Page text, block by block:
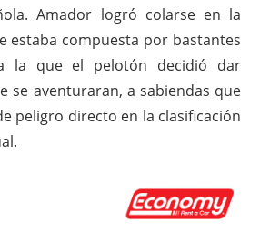
Amador logró colarse en la
estaba compuesta por bastantes
la que el pelotón decidió dar
se aventuraran, a sabiendas que
peligro directo en la clasificación